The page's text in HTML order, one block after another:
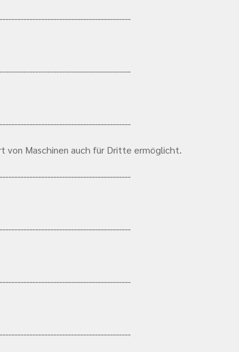
von Maschinen auch für Dritte ermöglicht.